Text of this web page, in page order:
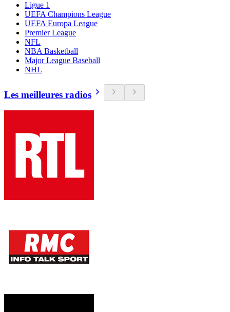
Ligue 1
UEFA Champions League
UEFA Europa League
Premier League
NFL
NBA Basketball
Major League Baseball
NHL
Les meilleures radios